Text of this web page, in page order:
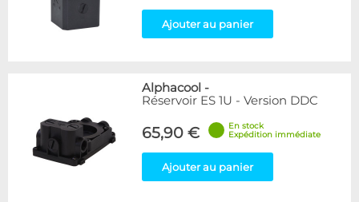
Ajouter au panier
Alphacool -
Réservoir ES 1U - Version DDC
65,90 €
En stock
Expédition immédiate
Ajouter au panier